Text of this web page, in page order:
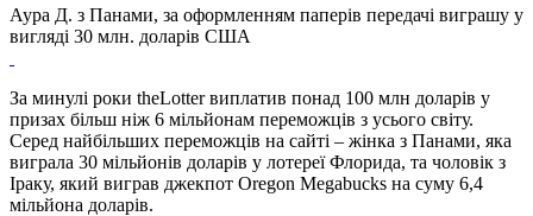
Аура Д. з Панами, за оформленням паперів передачі виграшу у
вигляді 30 млн. доларів США
За минулі роки theLotter виплатив понад 100 млн доларів у
призах більш ніж 6 мільйонам переможців з усього світу.
Серед найбільших переможців на сайті – жінка з Панами, яка
виграла 30 мільйонів доларів у лотереї Флорида, та чоловік з
Іраку, який виграв джекпот Oregon Megabucks на суму 6,4
мільйона доларів.